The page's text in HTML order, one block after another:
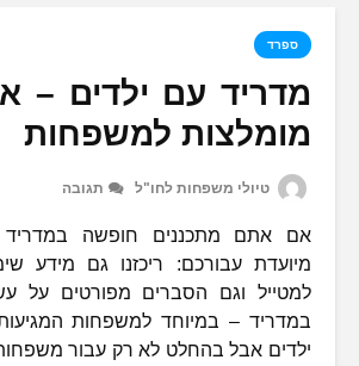
ספרד
מדריד עם ילדים –
מומלצות למשפחות
טיולי משפחות לחו"ל תגובה
אם אתם מתכננים חופשה
מיועדת עבורכם: ריכזנו גם מידע
למטייל וגם הסברים מפורטים על
במדריד – במיוחד למשפחות
ילדים אבל בהחלט לא רק עבור